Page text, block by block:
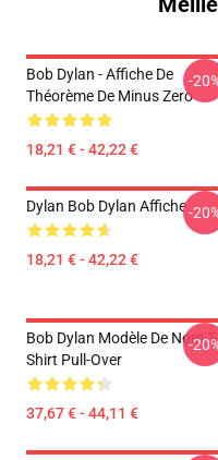
Bob Dylan - Affiche De
Théorème De Minus Zero
18,21 € - 42,22 €
-
Dylan Bob Dylan Affiche
18,21 € - 42,22 €
-
Bob Dylan Modèle De Nom T-
Shirt Pull-Over
37,67 € - 44,11 €
-